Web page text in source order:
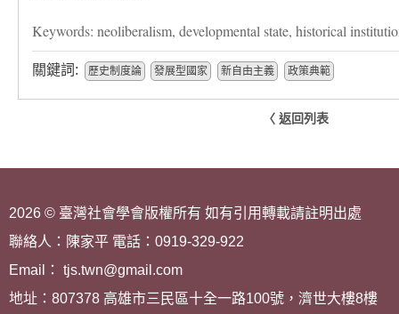
Keywords: neoliberalism, developmental state, historical
關鍵詞: 歷史制度論 發展型國家 新自由主義 政策典範
〈 返回列表
2026 © 臺灣社會學會版權所有 如有引用轉載請註明出處
聯絡人：陳家平 電話：0919-329-922
Email： tjs.twn@gmail.com
地址：807378 高雄市三民區十全一路100號，濟世大樓8樓